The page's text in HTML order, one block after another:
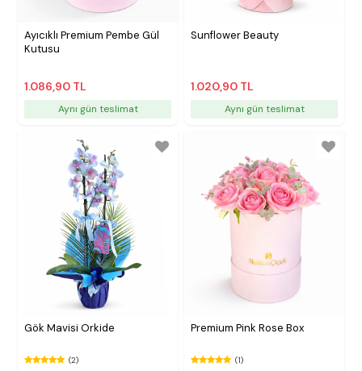
Ayıcıklı Premium Pembe Gül
Kutusu
1.086,90 TL
Aynı gün teslimat
Sunflower Beauty
1.020,90 TL
Aynı gün teslimat
Gök Mavisi Orkide
(2)
Premium Pink Rose Box
(1)